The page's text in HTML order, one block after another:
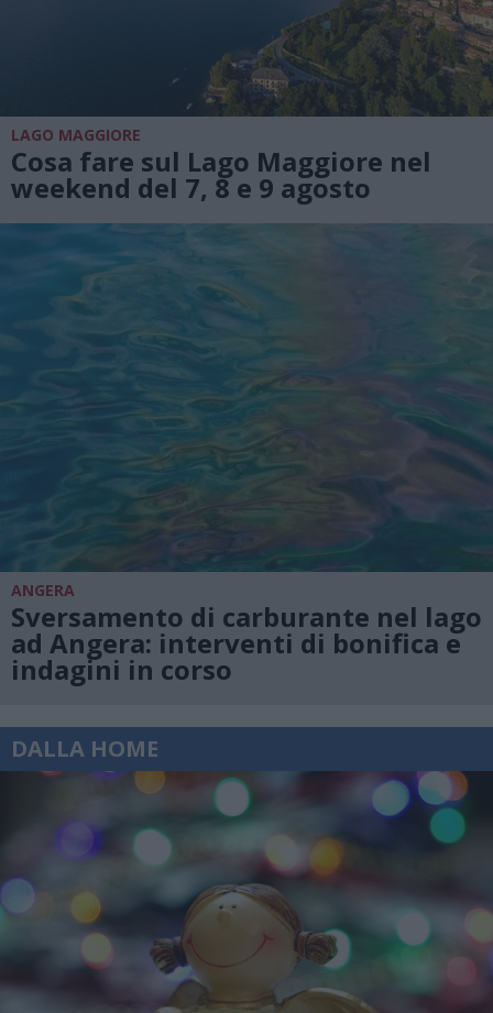
LAGO MAGGIORE
Cosa fare sul Lago Maggiore nel
weekend del 7, 8 e 9 agosto
ANGERA
Sversamento di carburante nel lago
ad Angera: interventi di bonifica e
indagini in corso
DALLA HOME